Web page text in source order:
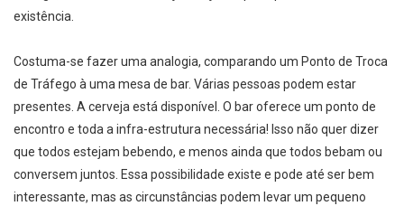
existência.
Costuma-se fazer uma analogia, comparando um Ponto de Troca
de Tráfego à uma mesa de bar. Várias pessoas podem estar
presentes. A cerveja está disponível. O bar oferece um ponto de
encontro e toda a infra-estrutura necessária! Isso não quer dizer
que todos estejam bebendo, e menos ainda que todos bebam ou
conversem juntos. Essa possibilidade existe e pode até ser bem
interessante, mas as circunstâncias podem levar um pequeno